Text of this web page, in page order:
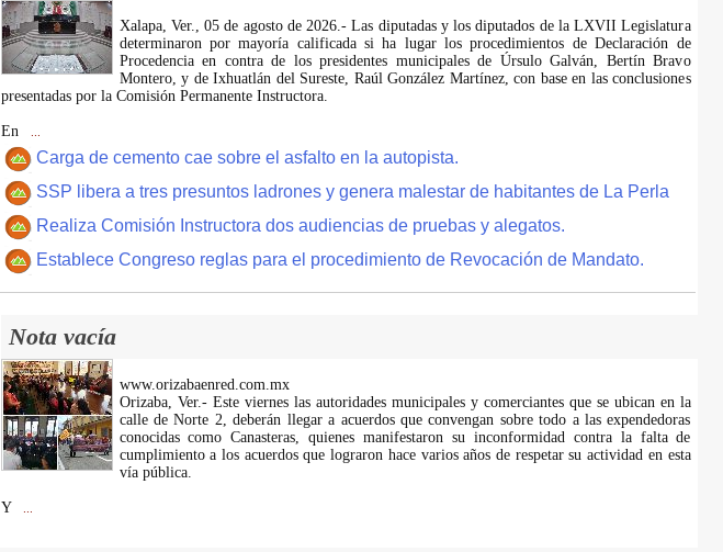
Xalapa, Ver., 05 de agosto de 2026.- Las diputadas y los diputados de la LXVII Legislatura
determinaron por mayoría calificada si ha lugar los procedimientos de Declaración de
Procedencia en contra de los presidentes municipales de Úrsulo Galván, Bertín Bravo
Montero, y de Ixhuatlán del Sureste, Raúl González Martínez, con base en las conclusiones
presentadas por la Comisión Permanente Instructora.
En
Carga de cemento cae sobre el asfalto en la autopista.
SSP libera a tres presuntos ladrones y genera malestar de habitantes de La Perla
Realiza Comisión Instructora dos audiencias de pruebas y alegatos.
Establece Congreso reglas para el procedimiento de Revocación de Mandato.
Nota vacía
www.orizabaenred.com.mx
Orizaba, Ver.- Este viernes las autoridades municipales y comerciantes que se ubican en la
calle de Norte 2, deberán llegar a acuerdos que convengan sobre todo a las expendedoras
conocidas como Canasteras, quienes manifestaron su inconformidad contra la falta de
cumplimiento a los acuerdos que lograron hace varios años de respetar su actividad en esta
vía pública.
Y